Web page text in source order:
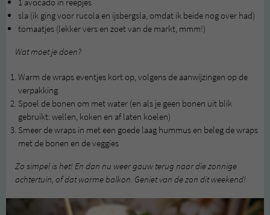
1 avocado in reepjes
sla (ik ging voor rucola en ijsbergsla, omdat ik beide nog over had)
tomaatjes (lekker vers en zoet van de markt, mmm!)
Wat moet je doen?
Warm de wraps eventjes kort op, volgens de aanwijzingen op de
verpakking
Spoel de bonen om met water (en als je geen bonen uit blik
gebruikt: wellen, koken en af laten koelen)
Smeer de wraps in met een goede laag hummus en beleg de wraps
met de bonen en de veggies
Zo simpel is het! En dan nu weer gauw terug naar die zonnige
achtertuin, of dat warme balkon. Geniet van de zon dit weekend!